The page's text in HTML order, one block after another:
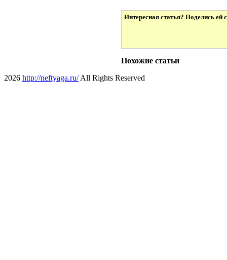
Интересная статья? Поделись ей
Похожие статьи
2026 http://neftyaga.ru/All Rights Reserved